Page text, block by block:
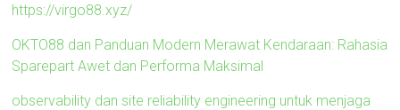
https://virgo88.xyz/
OKTO88 dan Panduan Modern Merawat Kendaraan: Rahasia
Sparepart Awet dan Performa Maksimal
observability dan site reliability engineering untuk menjaga